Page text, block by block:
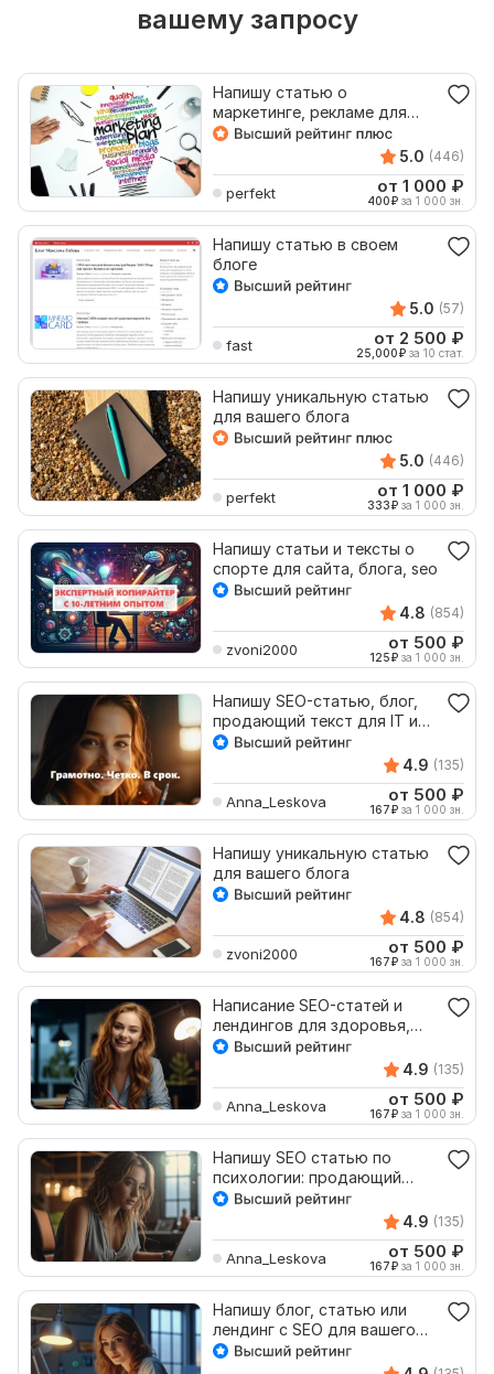
вашему запросу
Напишу статью о
маркетинге, рекламе для
блога, веб-сайта, Телеграма
5.0 (446)
perfekt от 1 000 ₽
400₽ за 1 000 зн.
Напишу статью в своем
блоге
5.0 (57)
fast от 2 500 ₽
25,000₽ за 10 стат.
Напишу уникальную статью
для вашего блога
5.0 (446)
perfekt от 1 000 ₽
333₽ за 1 000 зн.
Напишу статьи и тексты о
спорте для сайта, блога, seo
4.8 (854)
zvoni2000 от 500 ₽
125₽ за 1 000 зн.
Напишу SEO-статью, блог,
продающий текст для IT и
технологий
4.9 (135)
Anna_Leskova от 500 ₽
167₽ за 1 000 зн.
Напишу уникальную статью
для вашего блога
4.8 (854)
zvoni2000 от 500 ₽
167₽ за 1 000 зн.
Написание SEO-статей и
лендингов для здоровья,
блог и дзен
4.9 (135)
Anna_Leskova от 500 ₽
167₽ за 1 000 зн.
Напишу SEO статью по
психологии: продающий
текст для сайта, блог, дзен
4.9 (135)
Anna_Leskova от 500 ₽
167₽ за 1 000 зн.
Напишу блог, статью или
лендинг с SEO для вашего
сайта про туризм